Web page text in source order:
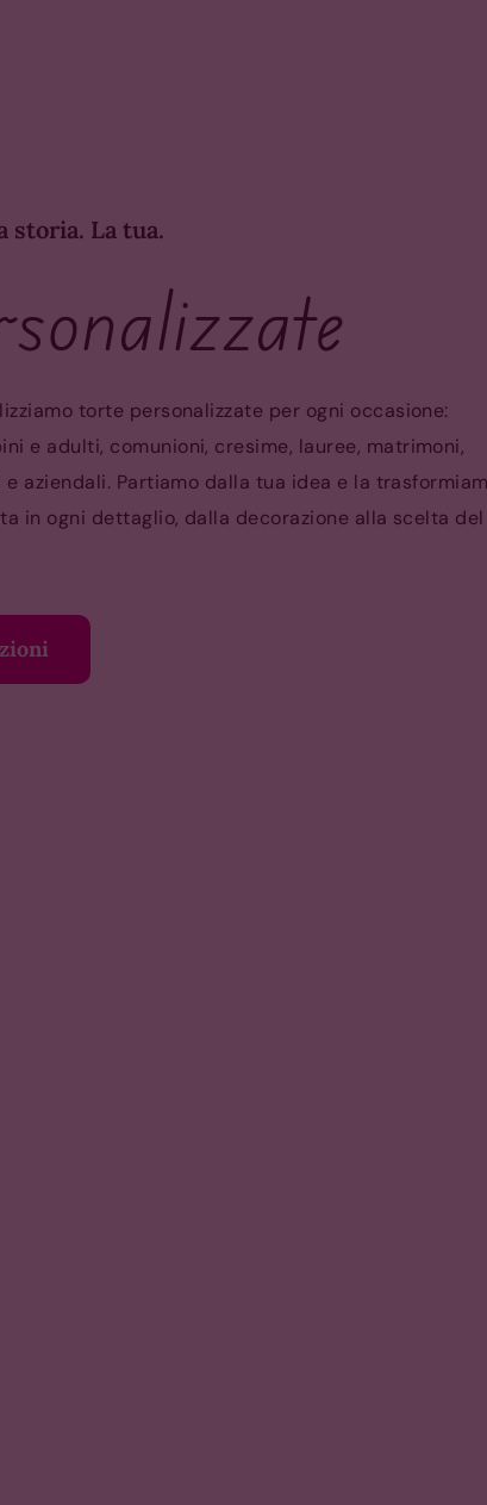
storia. La tua.
torte personalizzate per ogni occasione:
e adulti, comunioni, cresime, lauree, matrimoni,
aziendali. Partiamo dalla tua idea e la
in ogni dettaglio, dalla decorazione alla scelta del